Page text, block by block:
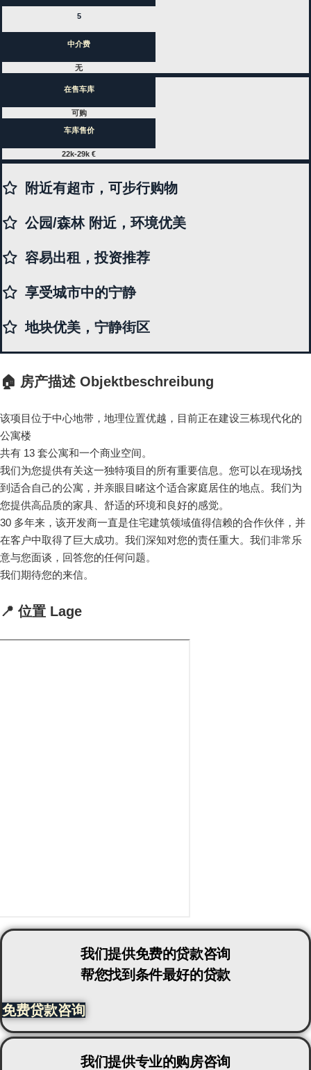
5
中介费
无
在售车库
可购
车库售价
22k-29k €
附近有超市，可步行购物
公园/森林 附近，环境优美
容易出租，投资推荐
享受城市中的宁静
地块优美，宁静街区
🏠 房产描述 Objektbeschreibung
该项目位于中心地带，地理位置优越，目前正在建设三栋现代化的
公寓楼
共有 13 套公寓和一个商业空间。
我们为您提供有关这一独特项目的所有重要信息。您可以在现场找
到适合自己的公寓，并亲眼目睹这个适合家庭居住的地点。我们为
您提供高品质的家具、舒适的环境和良好的感觉。
30 多年来，该开发商一直是住宅建筑领域值得信赖的合作伙伴，并
在客户中取得了巨大成功。我们深知对您的责任重大。我们非常乐
意与您面谈，回答您的任何问题。
我们期待您的来信。
📍 位置 Lage
我们提供免费的贷款咨询
帮您找到条件最好的贷款
免费贷款咨询
我们提供专业的购房咨询